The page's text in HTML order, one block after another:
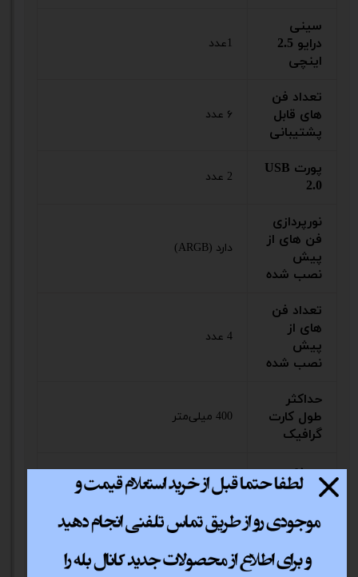
سینی
درایو 2.5
اینچی
1عدد
تعداد فن
های قابل
پشتیبانی
۶ عدد
پورت USB
2.0
2 عدد
نورپردازی
فن های از
پیش
نصب شده
دارد (ARGB)
تعداد فن
های از
پیش
نصب شده
4 عدد
حداکثر
طول کارت
گرافیک
400 میلی‌متر
ورودی
میکروفون
دارد
پورت
ندارد